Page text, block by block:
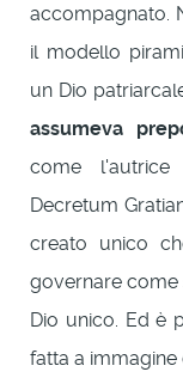
accompagnato.
il modello
un Dio
assumeva
come
Decretum
creato unico
governare come
Dio unico. Ed è
fatta a immagine